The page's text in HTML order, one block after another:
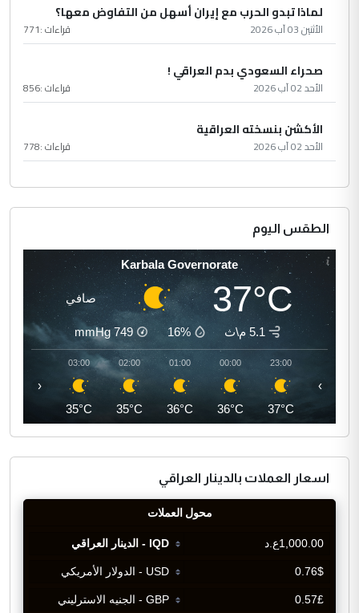
لماذا تبدو الحرب مع إيران أسهل من التفاوض معها؟
الأثنين 03 آب 2026 قراءات :771
صحراء السعودي بدم العراقي !
الأحد 02 آب 2026 قراءات :856
الأكشن بنسخته العراقية
الأحد 02 آب 2026 قراءات :778
الطقس اليوم
Karbala Governorate
37°C صافي
5.1 م\ث 16%
749
mmHg
23:00
37°C
00:00
36°C
01:00
36°C
02:00
35°C
03:00
35°C
‹ ›
اسعار العملات بالدينار العراقي